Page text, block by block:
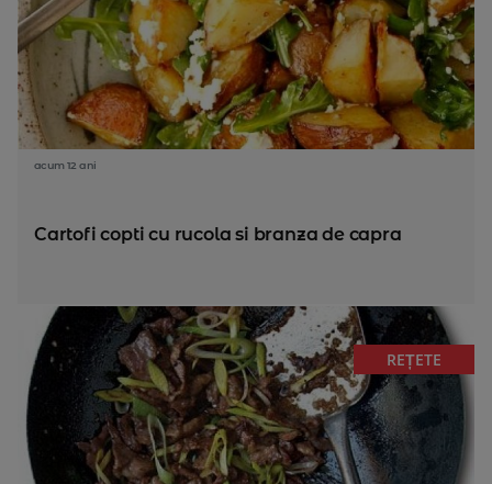
acum 12 ani
Cartofi copti cu rucola si branza de capra
REȚETE